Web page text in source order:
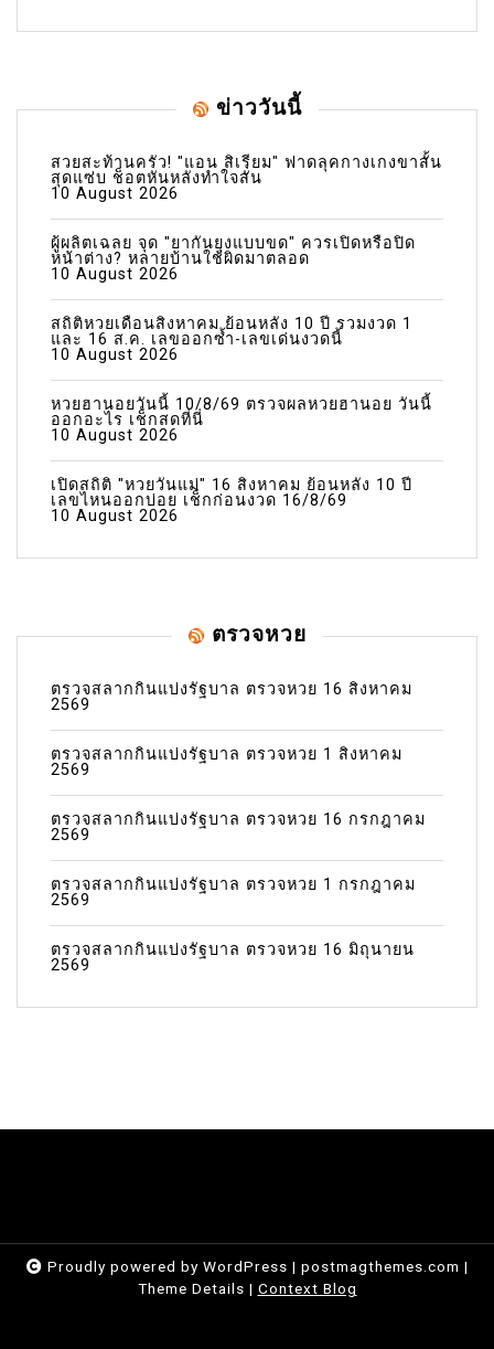
ข่าววันนี้
สวยสะท้านครัว! "แอน สิเรียม" ฟาดลุคกางเกงขาสั้น
สุดแซ่บ ช็อตหันหลังทำใจสั่น
10 August 2026
ผู้ผลิตเฉลย จุด "ยากันยุงแบบขด" ควรเปิดหรือปิด
หน้าต่าง? หลายบ้านใช้ผิดมาตลอด
10 August 2026
สถิติหวยเดือนสิงหาคม ย้อนหลัง 10 ปี รวมงวด 1
และ 16 ส.ค. เลขออกซ้ำ-เลขเด่นงวดนี้
10 August 2026
หวยฮานอยวันนี้ 10/8/69 ตรวจผลหวยฮานอย วันนี้
ออกอะไร เช็กสดที่นี่
10 August 2026
เปิดสถิติ "หวยวันแม่" 16 สิงหาคม ย้อนหลัง 10 ปี
เลขไหนออกบ่อย เช็กก่อนงวด 16/8/69
10 August 2026
ตรวจหวย
ตรวจสลากกินแบ่งรัฐบาล ตรวจหวย 16 สิงหาคม
2569
ตรวจสลากกินแบ่งรัฐบาล ตรวจหวย 1 สิงหาคม
2569
ตรวจสลากกินแบ่งรัฐบาล ตรวจหวย 16 กรกฎาคม
2569
ตรวจสลากกินแบ่งรัฐบาล ตรวจหวย 1 กรกฎาคม
2569
ตรวจสลากกินแบ่งรัฐบาล ตรวจหวย 16 มิถุนายน
2569
Proudly powered by WordPress | postmagthemes.com |
Theme Details | Context Blog